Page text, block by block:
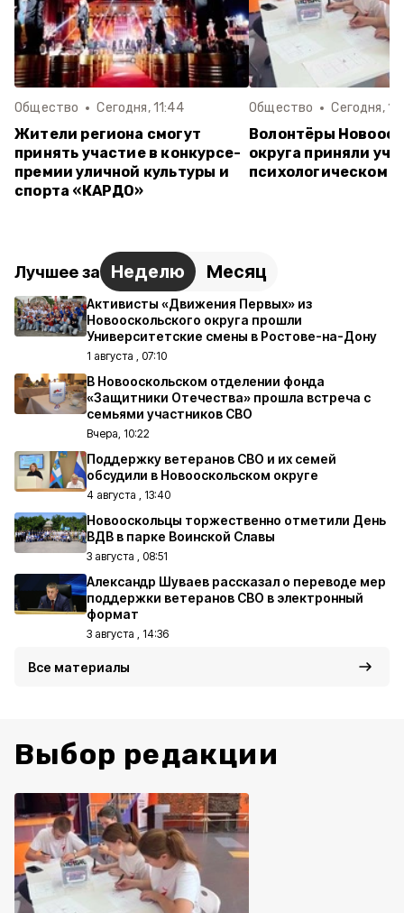
Общество Сегодня, 11:44
Жители региона смогут
принять участие в конкурсе-
премии уличной культуры и
спорта «КАРДО»
Общество Сегодня,
Волонтёры
округа приняли
психологическом
Лучшее за Неделю Месяц
Активисты «Движения Первых» из
Новооскольского округа прошли
Университетские смены в Ростове-на-Дону
1 августа , 07:10
В Новооскольском отделении фонда
«Защитники Отечества» прошла встреча с
семьями участников СВО
Вчера, 10:22
Поддержку ветеранов СВО и их семей
обсудили в Новооскольском округе
4 августа , 13:40
Новооскольцы торжественно отметили День
ВДВ в парке Воинской Славы
3 августа , 08:51
Александр Шуваев рассказал о переводе мер
поддержки ветеранов СВО в электронный
формат
3 августа , 14:36
Все материалы
Выбор редакции